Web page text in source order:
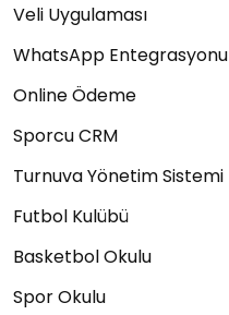
Veli Uygulaması
WhatsApp Entegrasyonu
Online Ödeme
Sporcu CRM
Turnuva Yönetim Sistemi
Futbol Kulübü
Basketbol Okulu
Spor Okulu